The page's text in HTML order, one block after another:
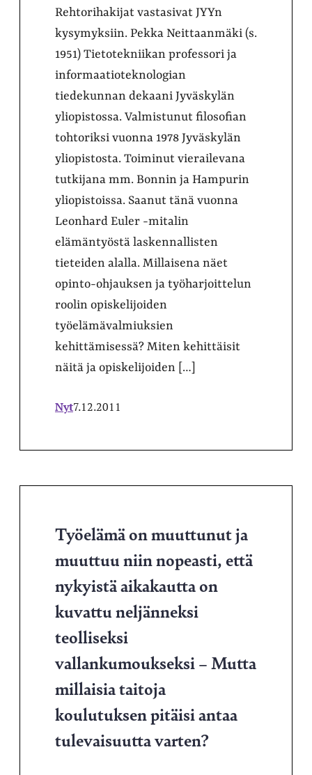
Rehtorihakijat vastasivat JYYn
kysymyksiin. Pekka Neittaanmäki (s.
1951) Tietotekniikan professori ja
informaatioteknologian
tiedekunnan dekaani Jyväskylän
yliopistossa. Valmistunut filosofian
tohtoriksi vuonna 1978 Jyväskylän
yliopistosta. Toiminut vierailevana
tutkijana mm. Bonnin ja Hampurin
yliopistoissa. Saanut tänä vuonna
Leonhard Euler -mitalin
elämäntyöstä laskennallisten
tieteiden alalla. Millaisena näet
opinto-ohjauksen ja työharjoittelun
roolin opiskelijoiden
työelämävalmiuksien
kehittämisessä? Miten kehittäisit
näitä ja opiskelijoiden […]
Nyt7.12.2011
Työelämä on muuttunut ja
muuttuu niin nopeasti, että
nykyistä aikakautta on
kuvattu neljänneksi
teolliseksi
vallankumoukseksi – Mutta
millaisia taitoja
koulutuksen pitäisi antaa
tulevaisuutta varten?